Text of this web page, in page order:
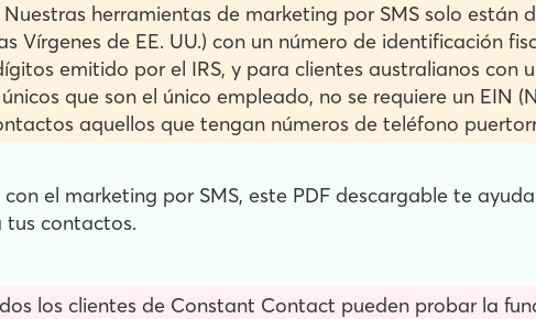
Nuestras herramientas de marketing por SMS solo están
Vírgenes de EE. UU.) con un número de identificación
emitido por el IRS, y para clientes australianos con
que son el único empleado, no se requiere un EIN
aquellos que tengan números de teléfono
el marketing por SMS, este PDF descargable te
tus contactos.
los clientes de Constant Contact pueden probar la